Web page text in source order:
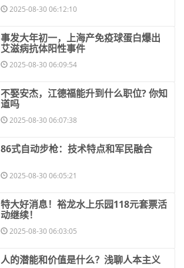
2025-08-30 06:12:10
​事发大年初一，上海产免疫球蛋白爆出
艾滋病抗体阳性事件
2025-08-30 06:09:54
​不娶安杰，江德福能升到什么职位? 你知
道吗
2025-08-30 06:07:38
​86式自动步枪：技术特点和军民融合
2025-08-30 06:05:21
​特大好消息！裕龙水上乐园118元套票活
动继续！
2025-08-30 06:03:05
​人的潜能和价值是什么？浅聊人本主义